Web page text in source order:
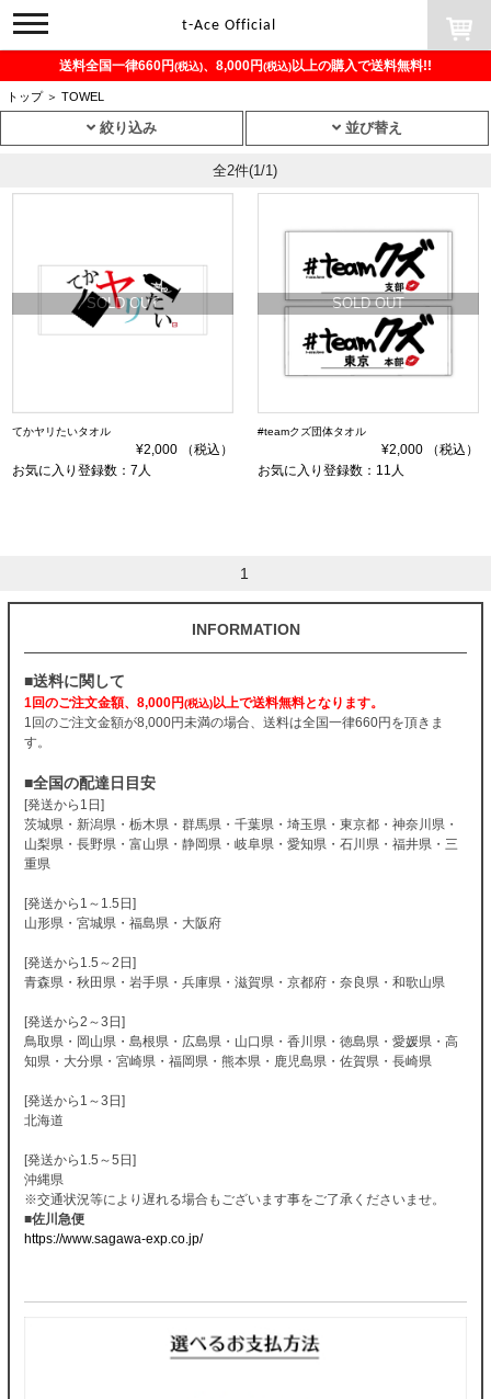
toggle
navigation
t-Ace Official
送料全国一律660円(税込)、8,000円(税込)以上の購入で送料無料!!
トップ ＞ TOWEL
絞り込み 並び替え
全2件(1/1)
SOLD OUT
てかヤリたいタオル
¥2,000 （税込）
お気に入り登録数：7人
SOLD OUT
#teamクズ団体タオル
¥2,000 （税込）
お気に入り登録数：11人
1
INFORMATION
■送料に関して
1回のご注文金額、8,000円(税込)以上で送料無料となります。
1回のご注文金額が8,000円未満の場合、送料は全国一律660円を頂きま
す。
■全国の配達日目安
[発送から1日]
茨城県・新潟県・栃木県・群馬県・千葉県・埼玉県・東京都・神奈川県・
山梨県・長野県・富山県・静岡県・岐阜県・愛知県・石川県・福井県・三
重県
[発送から1～1.5日]
山形県・宮城県・福島県・大阪府
[発送から1.5～2日]
青森県・秋田県・岩手県・兵庫県・滋賀県・京都府・奈良県・和歌山県
[発送から2～3日]
鳥取県・岡山県・島根県・広島県・山口県・香川県・徳島県・愛媛県・高
知県・大分県・宮崎県・福岡県・熊本県・鹿児島県・佐賀県・長崎県
[発送から1～3日]
北海道
[発送から1.5～5日]
沖縄県
※交通状況等により遅れる場合もございます事をご了承くださいませ。
■佐川急便
https://www.sagawa-exp.co.jp/